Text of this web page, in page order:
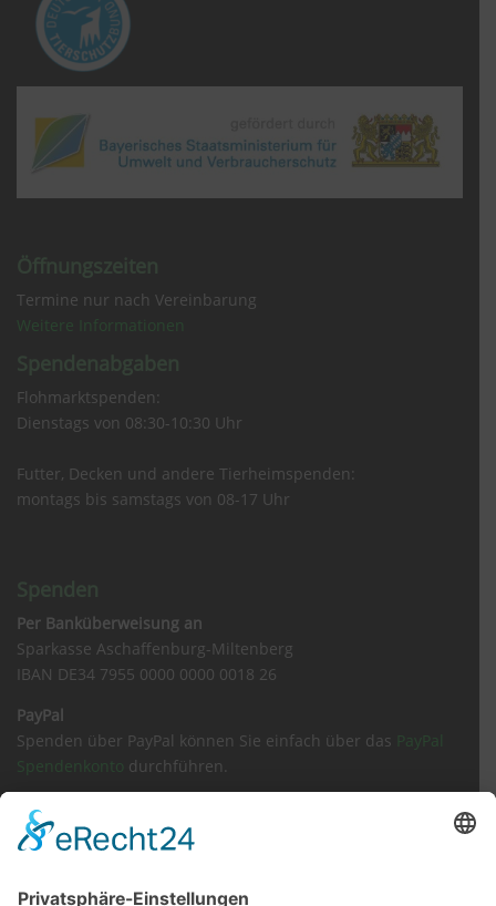
Öffnungszeiten
Termine nur nach Vereinbarung
Weitere Informationen
Spendenabgaben
Flohmarktspenden:
Dienstags von 08:30-10:30 Uhr
Futter, Decken und andere Tierheimspenden:
montags bis samstags von 08-17 Uhr
Spenden
Per Banküberweisung an
Sparkasse Aschaffenburg-Miltenberg
IBAN DE34 7955 0000 0000 0018 26
PayPal
Spenden über PayPal können Sie einfach über das PayPal
Spendenkonto durchführen.
Sachspenden
Amazon Wunschliste